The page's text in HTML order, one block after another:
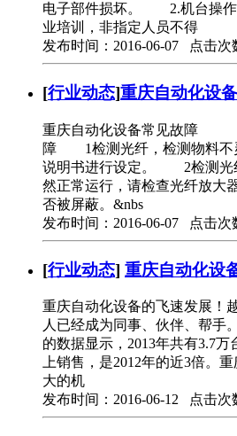
电子部件损坏。 2.机台操作
业培训，非指定人员不得
发布时间：2016-06-07 点击次
[行业动态]重庆自动化设
重庆自动化设备常见故障
障 1检测光纤，检测物料不
说明书进行设定。 2检测光
然正常运行，请检查光纤放大
否被屏蔽。&nbs
发布时间：2016-06-07 点击次
[行业动态] 重庆自动化设
重庆自动化设备的飞速发展！
人已经成为同事、伙伴、帮手
的数据显示，2013年共有3.7
上销售，是2012年的近3倍。
大的机
发布时间：2016-06-12 点击次